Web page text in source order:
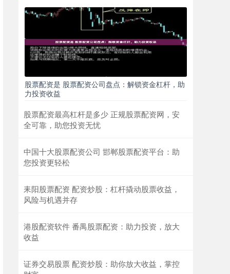
股票配资是 股票配资公司盘点：解锁资金杠杆，助
力投资收益
股票配资最高杠杆是多少 正规股票配资网，安
全可靠，助您投资无忧
中国十大股票配资公司 邯郸股票配资平台：助
您投资更轻松
耒阳股票配资 配资炒股：杠杆撬动股票收益，
风险与机遇并存
港股配资软件 番禺股票配资：助力投资，放大
收益
证券交易股票 配资炒股：助你放大收益，掌控